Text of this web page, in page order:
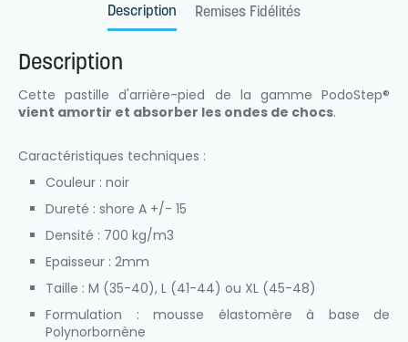
Description Remises Fidélités
Description
Cette pastille d'arrière-pied de la gamme PodoStep®
vient amortir et absorber les ondes de chocs.
Caractéristiques techniques :
Couleur : noir
Dureté : shore A +/- 15
Densité : 700 kg/m3
Epaisseur : 2mm
Taille : M (35-40), L (41-44) ou XL (45-48)
Formulation : mousse élastomère à base de
Polynorbornène